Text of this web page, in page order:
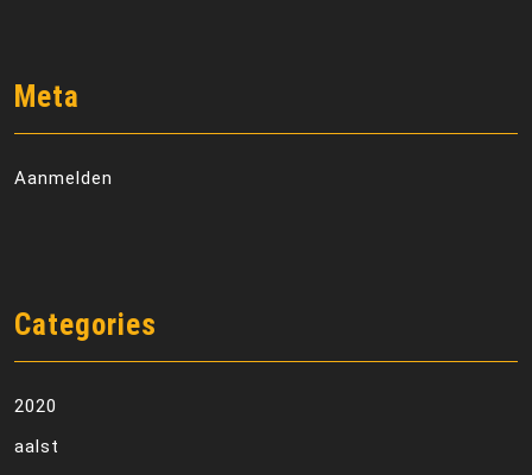
Meta
Aanmelden
Categories
2020
aalst